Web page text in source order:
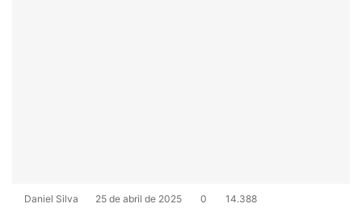
Daniel Silva 25 de abril de 2025 0 14.388